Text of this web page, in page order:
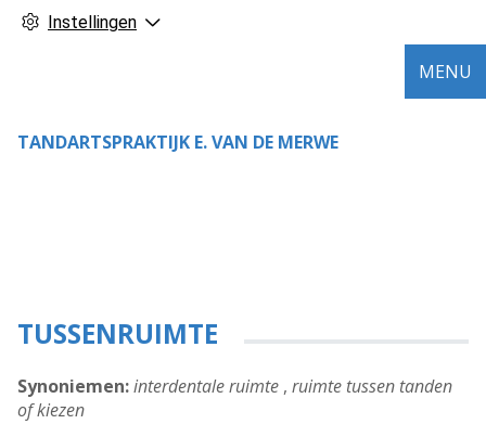
Instellingen
TANDARTSPRAKTIJK E. VAN DE MERWE
MENU
TUSSENRUIMTE
Synoniemen:interdentale ruimte , ruimte tussen tanden
of kiezen